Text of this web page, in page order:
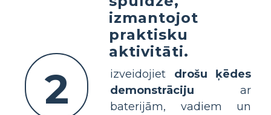
2
izmantojot
praktisku
aktivitāti.
izveidojiet drošu ķēdes
demonstrāciju ar
baterijām, vadiem un